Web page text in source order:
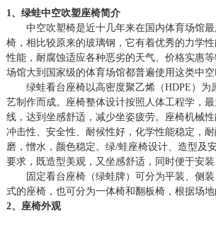
1、绿蛙中空吹塑座椅简介
中空吹塑椅是近十几年来在国内体育场馆
椅，相比较原来的玻璃钢，它有着优秀的力学
性能，耐腐蚀适应各种恶劣的天气、价格实惠
场馆大到国家级的体育场馆都普遍使用这类中空
绿蛙看台座椅以高密度聚乙烯（HDPE）为
艺制作而成。座椅整体设计按照人体工程学，
线，达到坐感舒适，减少坐姿疲劳。座椅机械
冲击性、安全性、耐候性好，化学性能稳定，
磨，憎水，颜色稳定。绿/蛙座椅设计、造型及
要求，既造型美观，又坐感舒适，同时便于安装
固定看台座椅（绿蛙牌）可分为平装、侧
式的座椅，也可分为一体椅和翻板椅，根据场地
2、座椅外观